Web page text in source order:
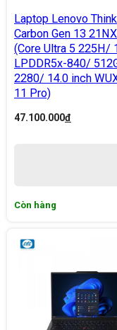
Laptop Lenovo
Carbon Gen 13
(Core Ultra 5 225H/
LPDDR5x-840/
2280/ 14.0 inch
11 Pro)
47.100.000đ
Còn hàng